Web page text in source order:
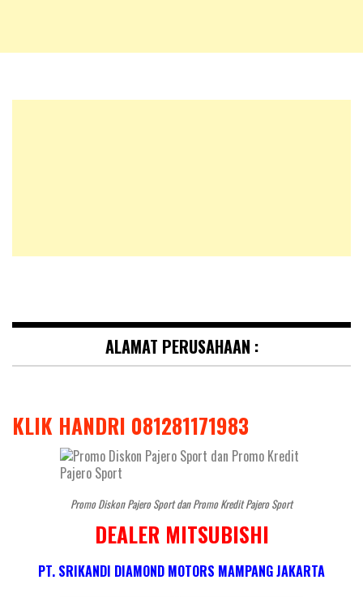
ALAMAT PERUSAHAAN :
KLIK HANDRI 081281171983
Promo Diskon Pajero Sport dan Promo Kredit Pajero Sport
DEALER MITSUBISHI
PT. SRIKANDI DIAMOND MOTORS MAMPANG JAKARTA